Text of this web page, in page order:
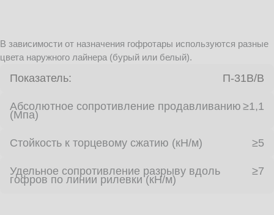
В зависимости от назначения гофротары используются разные
цвета наружного лайнера (бурый или белый).
Показатель: П-31В/B
Абсолютное сопротивление продавливанию
(Мпа)
≥1,1
Стойкость к торцевому сжатию (кН/м) ≥5
Удельное сопротивление разрыву вдоль
гофров по линии рилевки (кН/м)
≥7